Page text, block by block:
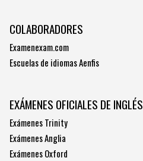
COLABORADORES
Examenexam.com
Escuelas de idiomas Aenfis
EXÁMENES OFICIALES DE INGLÉS
Exámenes Trinity
Exámenes Anglia
Exámenes Oxford